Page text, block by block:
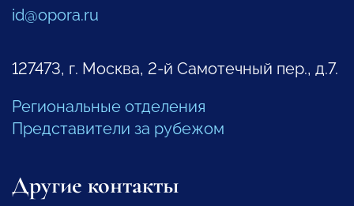
id@opora.ru
127473, г. Москва, 2-й Самотечный пер., д.7.
Региональные отделения
Представители за рубежом
Другие контакты